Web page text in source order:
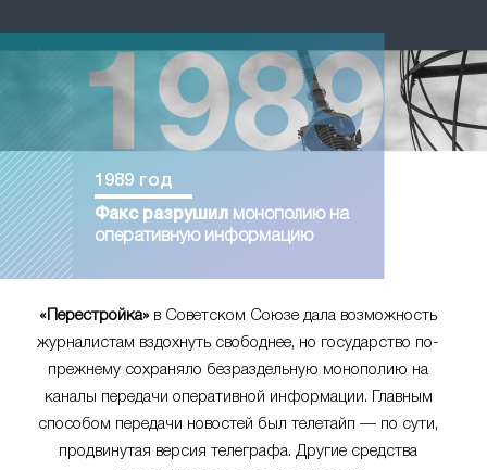
1989 год
Факс разрушил
монополию на
оперативную информацию
«Перестройка»в Советском Союзе дала возможность
журналистам вздохнуть свободнее, но государство по-
прежнему сохраняло безраздельную монополию на
каналы передачи оперативной информации. Главным
способом передачи новостей был телетайп — по сути,
продвинутая версия телеграфа. Другие средства